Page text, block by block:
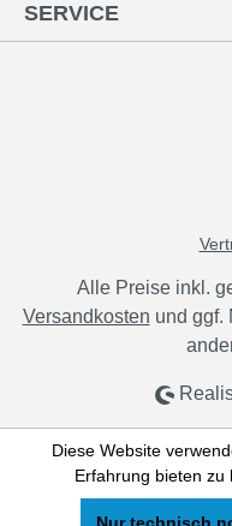
SERVICE
Alle Preise inkl.
Versandkosten und ggf.
Diese Website
Erfahrung bieten zu